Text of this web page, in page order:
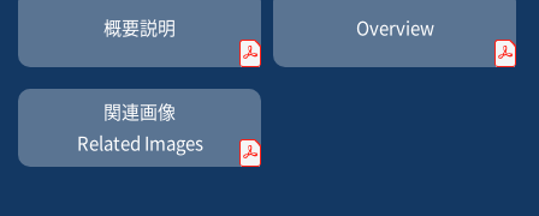
概要説明 Overview
関連画像
Related Images